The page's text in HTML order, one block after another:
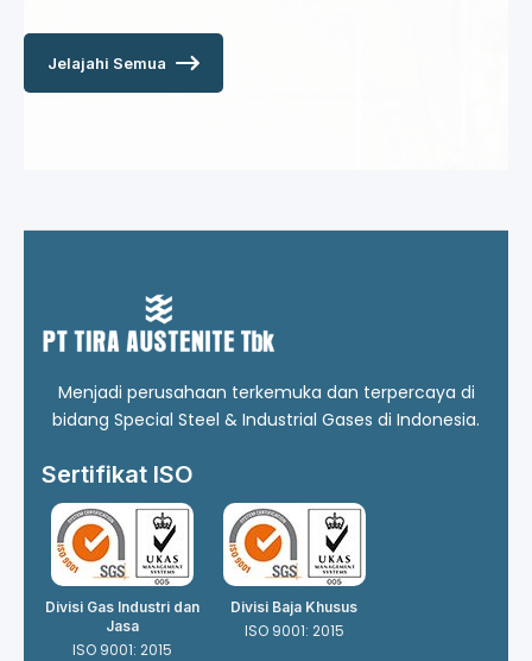
Jelajahi Semua
Menjadi perusahaan terkemuka dan terpercaya di
bidang Special Steel & Industrial Gases di Indonesia.
Sertifikat ISO
Divisi Gas Industri dan
Jasa
ISO 9001: 2015
Divisi Baja Khusus
ISO 9001: 2015